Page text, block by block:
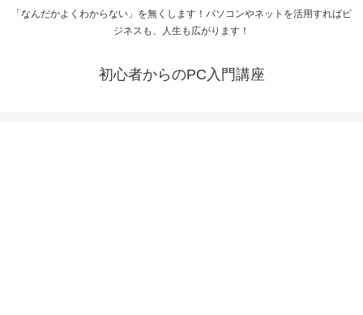
「なんだかよくわからない」を無くします！パソコンやネットを活用すればビ
ジネスも、人生も広がります！
初心者からのPC入門講座